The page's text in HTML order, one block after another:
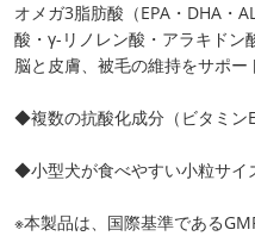
オメガ3脂肪酸（EPA・DHA・
酸・γ-リノレン酸・アラキドン
脳と皮膚、被毛の維持をサポー
◆複数の抗酸化成分（ビタミ
◆小型犬が食べやすい小粒サ
※本製品は、国際基準である